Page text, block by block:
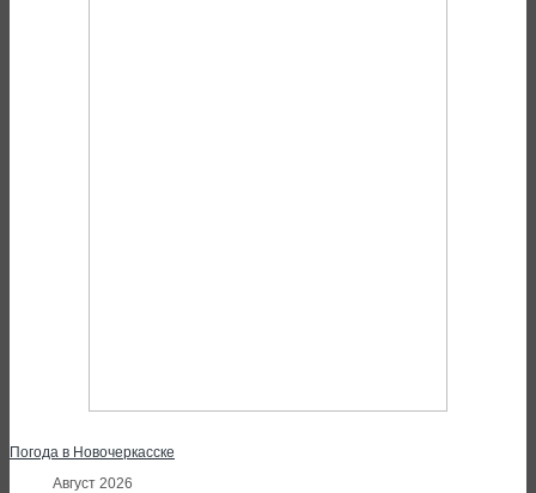
Погода в Новочеркасске
Август 2026